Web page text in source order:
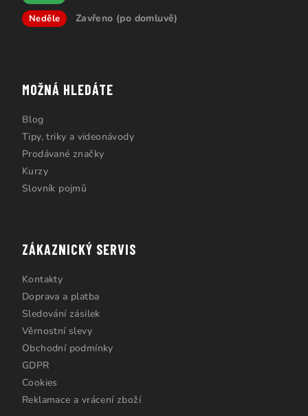
Neděle Zavřeno (po domluvě)
MOŽNÁ HLEDÁTE
Blog
Tipy, triky a videonávody
Prodávané značky
Kurzy
Slovník pojmů
ZÁKAZNICKÝ SERVIS
Kontakty
Doprava a platba
Sledování zásilek
Věrnostní slevy
Obchodní podmínky
GDPR
Cookies
Reklamace a vrácení zboží